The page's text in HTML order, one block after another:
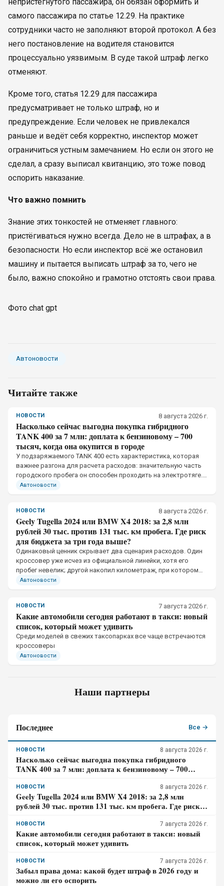
самого пассажира по статье 12.29. На практике
сотрудники часто не заполняют второй протокол. А без
него постановление на водителя становится
процессуально уязвимым. В суде такой штраф легко
отменяют.
Кроме того, статья 12.29 для пассажира
предусматривает не только штраф, но и
предупреждение. Если человек не привлекался
раньше и ведёт себя корректно, инспектор может
ограничиться устным замечанием. Но если он этого не
сделал, а сразу выписал квитанцию, это тоже повод
оспорить наказание.
Что важно помнить
Знание этих тонкостей не отменяет главного:
пристёгиваться нужно всегда. Дело не в штрафах, а в
безопасности. Но если инспектор всё же остановил
машину и пытается выписать штраф за то, чего не
было, важно спокойно и грамотно отстоять свои права.
Фото chat gpt
Автоновости
Читайте также
НОВОСТИ 8 августа 2026 г.
Насколько сейчас выгодна покупка гибридного
TANK 400 за 7 млн: доплата к бензиновому – 700
тысяч, когда она окупится в городе
У подзаряжаемого TANK 400 есть характеристика, которая
важнее разгона для расчета расходов: значительную часть
городского пробега он способен проходить на электротяге.
Но сама гибридная установка денег не экономит.
Автоновости
НОВОСТИ 8 августа 2026 г.
Geely Tugella 2024 или BMW X4 2018: за 2,8 млн
рублей 30 тыс. против 131 тыс. км пробега. Где риск
для бюджета за три года выше?
Одинаковый ценник скрывает два сценария расходов. Один
кроссовер уже исчез из официальной линейки, хотя его
пробег невелик; другой накопил километраж, при котором
одно пропущенное обслуживание меняет бюджет
Автоновости
НОВОСТИ 7 августа 2026 г.
Какие автомобили сегодня работают в такси: новый
список, который может удивить
Среди моделей в свежих таксопарках все чаще встречаются
кроссоверы
Автоновости
Наши партнеры
Последнее Все →
НОВОСТИ 8 августа 2026 г.
Насколько сейчас выгодна покупка гибридного
TANK 400 за 7 млн: доплата к бензиновому – 700
НОВОСТИ 8 августа 2026 г.
Geely Tugella 2024 или BMW X4 2018: за 2,8 млн
рублей 30 тыс. против 131 тыс. км пробега. Где риск
НОВОСТИ 7 августа 2026 г.
Какие автомобили сегодня работают в такси: новый
список, который может удивить
НОВОСТИ 7 августа 2026 г.
Забыл права дома: какой будет штраф в 2026 году и
можно ли его оспорить